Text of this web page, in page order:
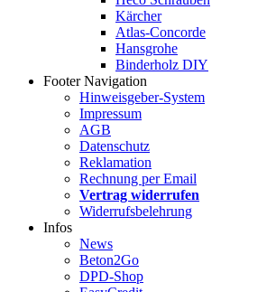
Kärcher
Atlas-Concorde
Hansgrohe
Binderholz DIY
Footer Navigation
Hinweisgeber-System
Impressum
AGB
Datenschutz
Reklamation
Rechnung per Email
Vertrag widerrufen
Widerrufsbelehrung
Infos
News
Beton2Go
DPD-Shop